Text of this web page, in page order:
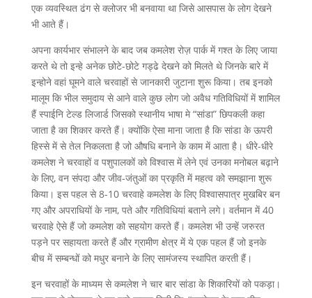
एक व्यवस्थित ढंग से क्लोजर भी बनवाया था जिसे आसपास के लोग देखने
भी आते हैं।
अपना कार्यभार संभालने के बाद जब कमलेश रोज़ पार्क में गश्त के लिए जाया
करते थे तो इन्हे अनेक छोटे-छोटे गड्ढे देखने को मिलते थे जिनके बारे में
इन्होने वहां घूमने वाले चरवाहों से जानकारी जुटाना शुरू किया। तब इनको
मालूम कि भील समुदाय से आने वाले कुछ लोग जो अवैध गतिविधियों में शामिल
हैं स्पाईनि टेल्ड लिजार्ड जिसको स्थानीय भाषा मे “सांडा” छिपकली कहा
जाता है का शिकार करते हैं। क्योंकि ऐसा माना जाता है कि सांडा के ऊपरी
हिस्से में से तेल निकलता है जो औषधि बनाने के काम में आता है। धीरे-धीरे
कमलेश ने चरवाहों व पशुपालकों को विश्वास में लेने एवं उनका मनोबल बढ़ाने
के लिए, वन संपदा और जीव-जंतुओं का प्रकृति में महत्व को समझाना शुरू
किया। इस पहल से 8-10 चरवाहे कमलेश के लिए विश्वासपात्र मुखबिर बन
गए और अपराधियों के नाम, पते और गतिविधियां बताने लगे। वर्तमान में 40
चरवाहे ऐसे हैं जो कमलेश को सहयोग करते हैं। कमलेश भी उन्हें जरुरत
पड़ने पर सहायता करते हैं और ग्रामीण क्षेत्र में ये एक पहल हैं जो इनके
बीच में सम्बन्धों को मधुर बनाने के लिए सामंजस्य स्थापित करती हैं।
इन चरवाहों के माध्यम से कमलेश ने चार बार सांडा के शिकारियों को पकड़ा।